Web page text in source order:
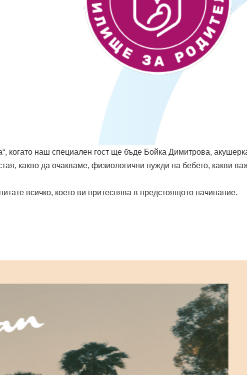
когато наш специален гост ще бъде Бойка Димитрова,
какво да очакваме, физиологични нужди на бебето, какви
всичко, което ви притеснява в предстоящото начинание.